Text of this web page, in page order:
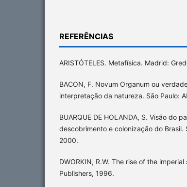
REFERÊNCIAS
ARISTÓTELES. Metafísica. Madrid:
BACON, F. Novum Organum ou
interpretação da natureza. São Paulo:
BUARQUE DE HOLANDA, S. Visão do
descobrimento e colonização do Brasil.
2000.
DWORKIN, R.W. The rise of the
Publishers, 1996.